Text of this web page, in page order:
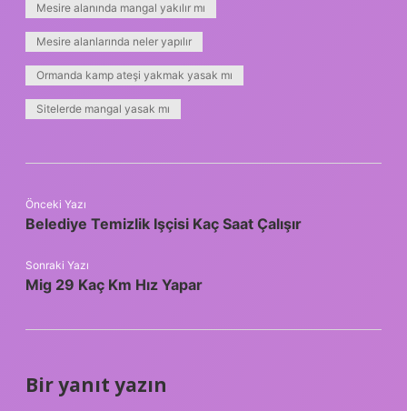
Mesire alanında mangal yakılır mı
Mesire alanlarında neler yapılır
Ormanda kamp ateşi yakmak yasak mı
Sitelerde mangal yasak mı
Önceki Yazı
Belediye Temizlik Işçisi Kaç Saat Çalışır
Sonraki Yazı
Mig 29 Kaç Km Hız Yapar
Bir yanıt yazın